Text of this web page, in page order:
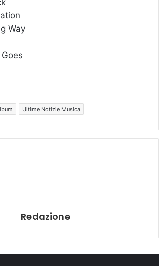
Way
Ultime Notizie Musica
Redazione